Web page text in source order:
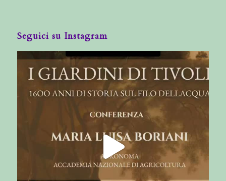
Seguici su Instagram